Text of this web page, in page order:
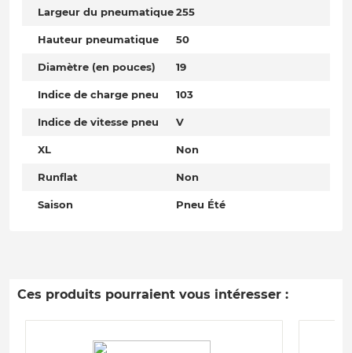
Largeur du pneumatique255
Hauteur pneumatique 50
Diamètre (en pouces) 19
Indice de charge pneu 103
Indice de vitesse pneu V
XL Non
Runflat Non
Saison Pneu Été
Ces produits pourraient vous intéresser :